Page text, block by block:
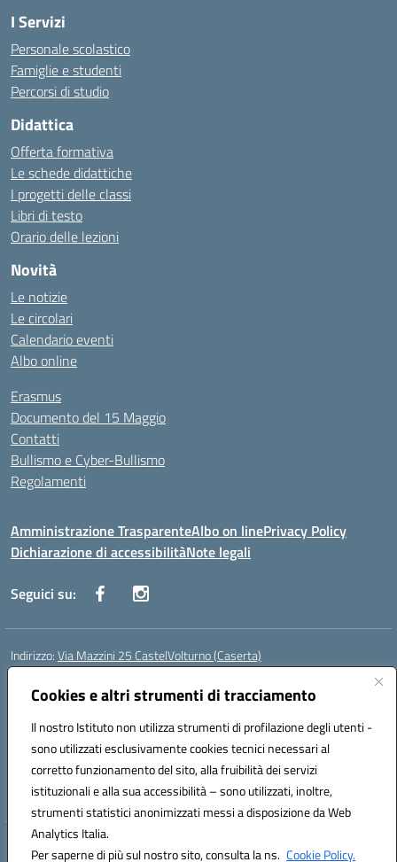
Cookies e altri strumenti di tracciamento
Il nostro Istituto non utilizza strumenti di profilazione degli utenti -
sono utilizzati esclusivamente cookies tecnici necessari al
corretto funzionamento del sito, alla fruibilità dei servizi
istituzionali e alla sua accessibilità – sono utilizzati, inoltre,
strumenti statistici anonimizzati messi a disposizione da Web
Analytics Italia.
Per saperne di più sul nostro sito, consulta la ns. Cookie Policy.
I Servizi
Personale scolastico
Famiglie e studenti
Percorsi di studio
Didattica
Offerta formativa
Le schede didattiche
I progetti delle classi
Libri di testo
Orario delle lezioni
Novità
Le notizie
Le circolari
Calendario eventi
Albo online
Erasmus
Documento del 15 Maggio
Contatti
Bullismo e Cyber-Bullismo
Regolamenti
Amministrazione TrasparenteAlbo on linePrivacy Policy
Dichiarazione di accessibilitàNote legali
Seguici su:
Indirizzo:Via Mazzini 25 CastelVolturno (Caserta)
Centralino:
Posta elettronica certificata (PEC):ceis014005@pec.istruzione.it
Codice fiscale: 93063510619
Codice meccanografico:CEIS014005
Codice Indice delle Pubbliche Amministrazioni (IPA): istsc_ceis014005
Codice unico di fatturazione (CUF): UOU8EW
Hosting & Powered by 3D Solution S.r.l.